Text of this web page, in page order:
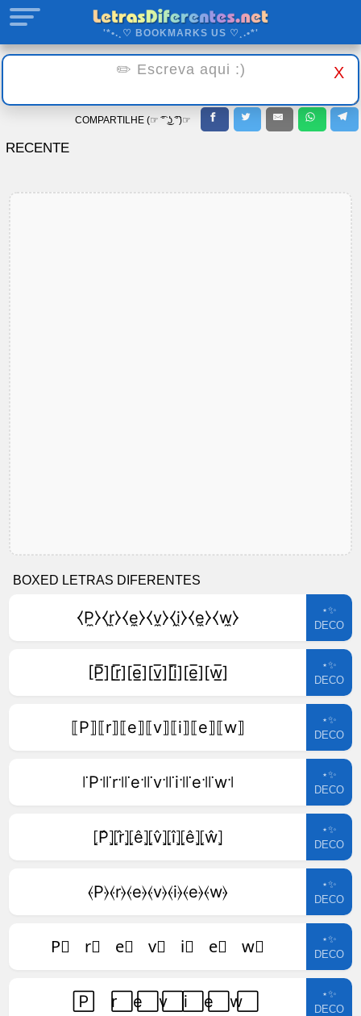
'*•.¸♡ BOOKMARKS US ♡¸.•*'
X
COMPARTILHE (☞ ͡° ͜ʖ ͡°)☞
RECENTE
BOXED LETRAS DIFERENTES
⧼P̼⧽⧼r̼⧽⧼e̼⧽⧼v̼⧽⧼i̼⧽⧼e̼⧽⧼w̼⧽
⋆✨
DECO
[P̲̅][r̲̅][e̲̅][v̲̅][i̲̅][e̲̅][w̲̅]
⋆✨
DECO
⟦P⟧⟦r⟧⟦e⟧⟦v⟧⟦i⟧⟦e⟧⟦w⟧
⋆✨
DECO
꜍P꜉꜍r꜉꜍e꜉꜍v꜉꜍i꜉꜍e꜉꜍w꜉
⋆✨
DECO
⦏P̂⦎⦏r̂⦎⦏ê⦎⦏v̂⦎⦏î⦎⦏ê⦎⦏ŵ⦎
⋆✨
DECO
⦑P⦒⦑r⦒⦑e⦒⦑v⦒⦑i⦒⦑e⦒⦑w⦒
⋆✨
DECO
P⃣ r⃣ e⃣ v⃣ i⃣ e⃣ w⃣
⋆✨
DECO
P⃞ r⃞ e⃞ v⃞ i⃞ e⃞ w⃞
⋆✨
DECO